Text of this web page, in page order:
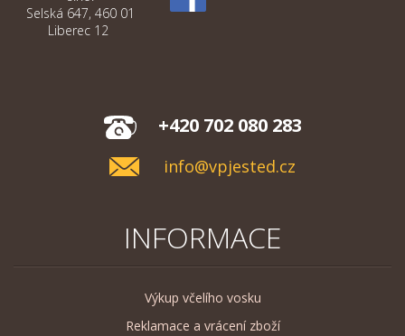
Selská 647, 460 01
Liberec 12
+420 702 080 283
info@vpjested.cz
INFORMACE
Výkup včelího vosku
Reklamace a vrácení zboží